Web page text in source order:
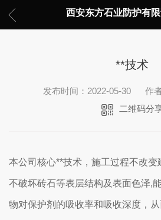
西安东方石业防护有
**技术
发布时间：2022-05-30 作
二维码分
本公司核心**技术，施工过程不改变
不破坏砖石等表层结构及表面色泽,
物对保护剂的吸收率和吸收深度，